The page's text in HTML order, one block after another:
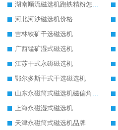
湖南顺流磁选机跑铁精粉怎么处理
河北河沙磁选机价格
吉林铁矿干选磁选机
广西锰矿湿式磁选机
江苏干式永磁磁选机
鄂尔多斯干式干选磁选机
山东永磁筒式磁选机磁偏角怎么调整
上海永磁湿式磁选机
天津永磁筒式磁选机品牌